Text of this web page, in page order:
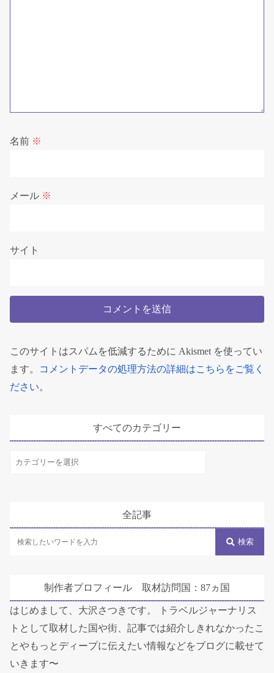
名前 ※
メール ※
サイト
このサイトはスパムを低減するために Akismet を使ってい
ます。
コメントデータの処理方法の詳細はこちらをご覧く
ださい。
すべてのカテゴリー
べ
テ
全記事
検索
制作者プロフィール 取材訪問国：87ヵ国
はじめまして、大沢さつきです。 トラベルジャーナリス
トとして取材した国や街、記事では紹介しきれなかったこ
とやもっとディープに伝えたい情報などをブログに載せて
いきます〜